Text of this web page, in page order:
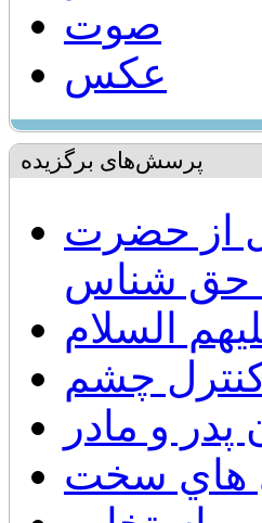
صوت
عکس
پرسش‌های برگزیده
از حضرت
حق شناس
السلام
چشم
و مادر
هاي سخت